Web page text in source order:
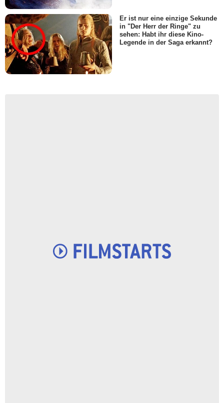
Er ist nur eine einzige Sekunde
in "Der Herr der Ringe" zu
sehen: Habt ihr diese Kino-
Legende in der Saga erkannt?